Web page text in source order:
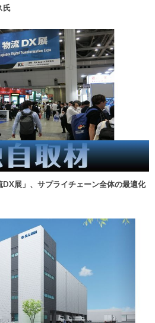
氏
DX展」、サプライチェーン全体の最適化